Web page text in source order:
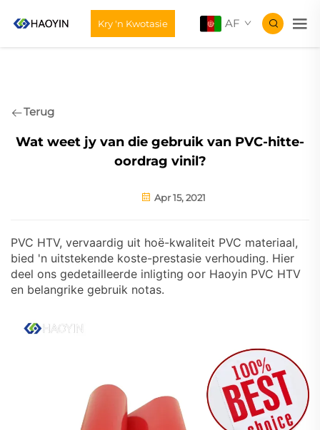
Kry 'n Kwotasie AF
Terug
Wat weet jy van die gebruik van PVC-hitte-
oordrag vinil?
Apr 15, 2021
PVC HTV, vervaardig uit hoë-kwaliteit PVC materiaal,
bied 'n uitstekende koste-prestasie verhouding. Hier
deel ons gedetailleerde inligting oor Haoyin PVC HTV
en belangrike gebruik notas.